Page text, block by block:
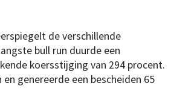
de verschillende
bull run duurde een
koersstijging van 294 procent.
genereerde een bescheiden 65